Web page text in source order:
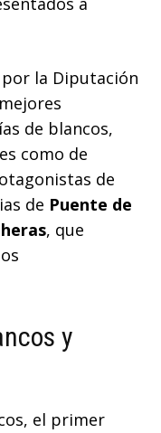
la Diputación
de blancos,
como de
de
de Puente de
, que
y
el primer